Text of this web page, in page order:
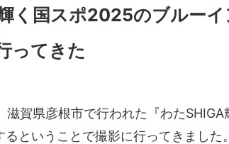
く国スポ2025のブルー
ってきた
滋賀県彦根市で行われた『わた
ということで撮影に行ってきました。